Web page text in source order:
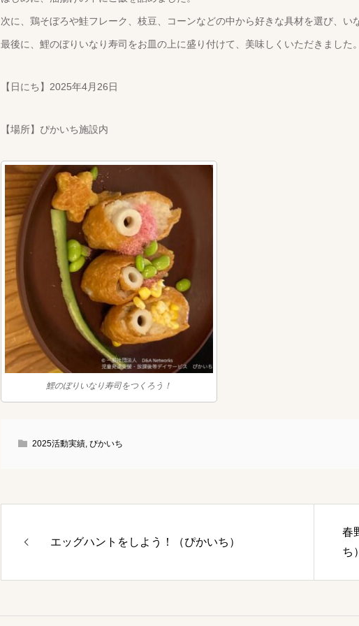
次に、鶏そぼろや鮭フレーク、枝豆、コーンなどの中から好きな具材を選び、い
最後に、鯉のぼりいなり寿司をお皿の上に盛り付けて、美味しくいただきました。
【日にち】2025年4月26日
【場所】ぴかいち施設内
鯉のぼりいなり寿司をつくろう！
2025活動実績, ぴかいち
エッグハントをしよう！（ぴかいち）
春
ち）